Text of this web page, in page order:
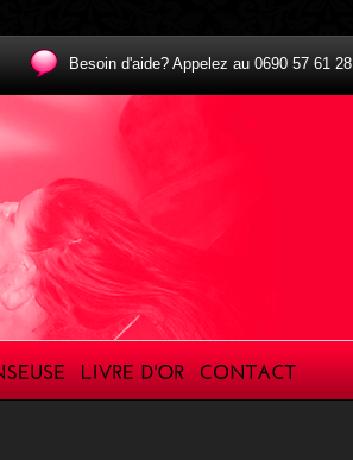
Besoin d'aide? Appelez au 0690 57 61 28